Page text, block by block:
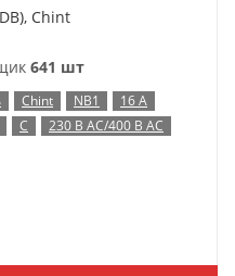
Chint
641 шт
Chint NB1
16 А
C 230 В AC/400 В AC